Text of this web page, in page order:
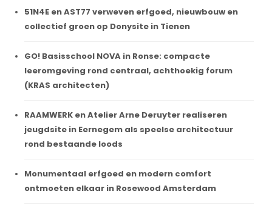
51N4E en AST77 verweven erfgoed, nieuwbouw en
collectief groen op Donysite in Tienen
GO! Basisschool NOVA in Ronse: compacte
leeromgeving rond centraal, achthoekig forum
(KRAS architecten)
RAAMWERK en Atelier Arne Deruyter realiseren
jeugdsite in Eernegem als speelse architectuur
rond bestaande loods
Monumentaal erfgoed en modern comfort
ontmoeten elkaar in Rosewood Amsterdam